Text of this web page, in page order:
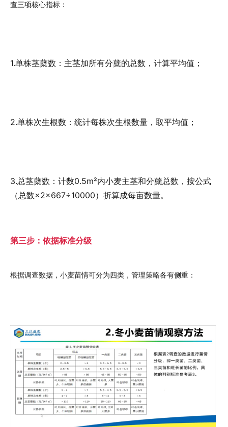
查三项核心指标：
1.单株茎蘖数： 主茎加所有分蘖的总数，计算平均值；
2.单株次生根数： 统计每株次生根数量，取平均值；
3.总茎蘖数： 计数0.5m²内小麦主茎和分蘖总数，按公式
（总数×2×667÷10000）折算成每亩数量。
第三步：依据标准分级
根据调查数据，小麦苗情可分为四类，管理策略各有侧重：